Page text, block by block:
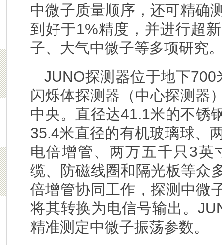
中微子质量顺序，还可精确
到好于1%精度，并进行超
子、大气中微子等多项研究
JUNO探测器位于地下
闪烁体探测器（中心探测器
中央。直径达41.1米的不锈
35.4米直径的有机玻璃球、
电倍增管、两万五千只3英
缆、防磁线圈和隔光板等众
倍增管协同工作，探测中微
将其转换为电信号输出。
精准测定中微子振荡参数。